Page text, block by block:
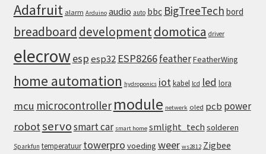
Adafruit alarm Arduino audio auto bbc BigTreeTech bord
breadboard developmentdomotica driver
elecrowespesp32 ESP8266featherFeatherWing
home automation hydroponics iot kabel lcd led lora
mcu microcontroller module netwerk oled pcb power
robotservosmart car smart home smlight_tech solderen
Sparkfun temperatuur towerpro voeding weer ws2812 Zigbee